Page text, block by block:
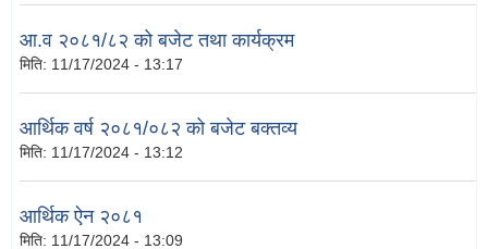
आ.व २०८१/८२ को बजेट तथा कार्यक्रम
मिति: 11/17/2024 - 13:17
आर्थिक वर्ष २०८१/०८२ को बजेट बक्तव्य
मिति: 11/17/2024 - 13:12
आर्थिक ऐन २०८१
मिति: 11/17/2024 - 13:09